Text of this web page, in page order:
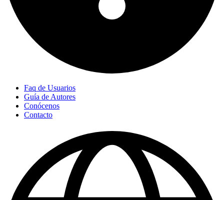
Faq de Usuarios
Guía de Autores
Conócenos
Contacto